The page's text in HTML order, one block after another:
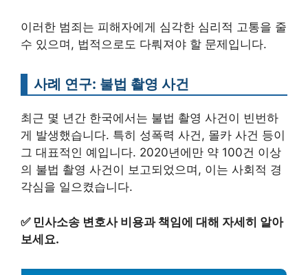
이러한 범죄는 피해자에게 심각한 심리적 고통을 줄
수 있으며, 법적으로도 다뤄져야 할 문제입니다.
사례 연구: 불법 촬영 사건
최근 몇 년간 한국에서는 불법 촬영 사건이 빈번하
게 발생했습니다. 특히 성폭력 사건, 몰카 사건 등이
그 대표적인 예입니다. 2020년에만 약 100건 이상
의 불법 촬영 사건이 보고되었으며, 이는 사회적 경
각심을 일으켰습니다.
✅ 민사소송 변호사 비용과 책임에 대해 자세히 알아
보세요.